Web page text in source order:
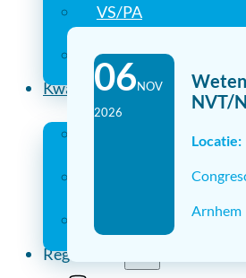
VS/PA
Werkgroepen en
Kwaliteit
Kwaliteitsvisitaties
Registratie
06NOV
2026
NVT/
Locatie:
Arnhem